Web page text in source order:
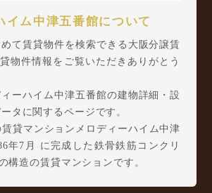
イム中津五番館について
て賃貸物件を検索できる大阪分譲賃
物件情報をご覧いただきありがとう
ーハイム中津五番館の建物詳細・設
タに関するページです。
貸マンションメロディーハイム中津
年7月 に完成した鉄骨鉄筋コンクリ
構造の賃貸マンションです。